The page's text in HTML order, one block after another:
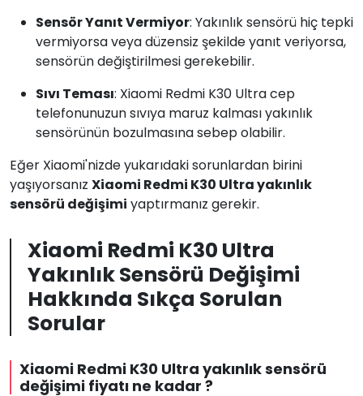
Sensör Yanıt Vermiyor: Yakınlık sensörü hiç tepki
vermiyorsa veya düzensiz şekilde yanıt veriyorsa,
sensörün değiştirilmesi gerekebilir.
Sıvı Teması: Xiaomi Redmi K30 Ultra cep
telefonunuzun sıvıya maruz kalması yakınlık
sensörünün bozulmasına sebep olabilir.
Eğer Xiaomi'nizde yukarıdaki sorunlardan birini
yaşıyorsanız Xiaomi Redmi K30 Ultra yakınlık
sensörü değişimi yaptırmanız gerekir.
Xiaomi Redmi K30 Ultra
Yakınlık Sensörü Değişimi
Hakkında Sıkça Sorulan
Sorular
Xiaomi Redmi K30 Ultra yakınlık sensörü
değişimi fiyatı ne kadar ?